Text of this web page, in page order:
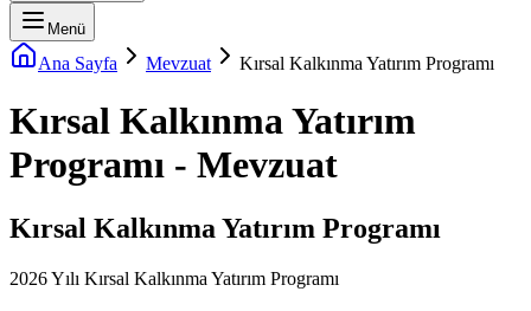
Menü
Ana Sayfa Mevzuat Kırsal Kalkınma Yatırım Programı
Kırsal Kalkınma Yatırım
Programı - Mevzuat
Kırsal Kalkınma Yatırım Programı
2026 Yılı Kırsal Kalkınma Yatırım Programı